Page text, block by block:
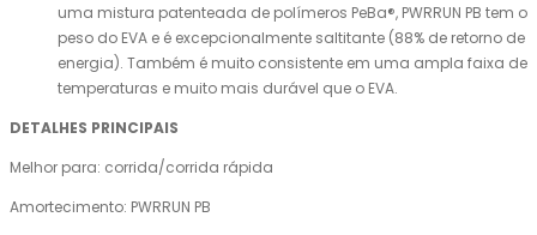
uma mistura patenteada de polímeros PeBa®, PWRRUN PB tem o
peso do EVA e é excepcionalmente saltitante (88% de retorno de
energia). Também é muito consistente em uma ampla faixa de
temperaturas e muito mais durável que o EVA.
DETALHES PRINCIPAIS
Melhor para: corrida/corrida rápida
Amortecimento: PWRRUN PB